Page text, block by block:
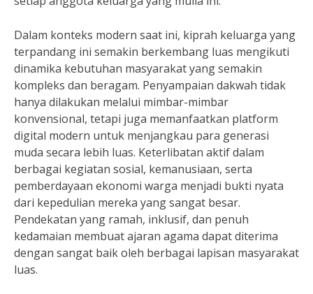
Dalam konteks modern saat ini, kiprah keluarga yang
terpandang ini semakin berkembang luas mengikuti
dinamika kebutuhan masyarakat yang semakin
kompleks dan beragam. Penyampaian dakwah tidak
hanya dilakukan melalui mimbar-mimbar
konvensional, tetapi juga memanfaatkan platform
digital modern untuk menjangkau para generasi
muda secara lebih luas. Keterlibatan aktif dalam
berbagai kegiatan sosial, kemanusiaan, serta
pemberdayaan ekonomi warga menjadi bukti nyata
dari kepedulian mereka yang sangat besar.
Pendekatan yang ramah, inklusif, dan penuh
kedamaian membuat ajaran agama dapat diterima
dengan sangat baik oleh berbagai lapisan masyarakat
luas.